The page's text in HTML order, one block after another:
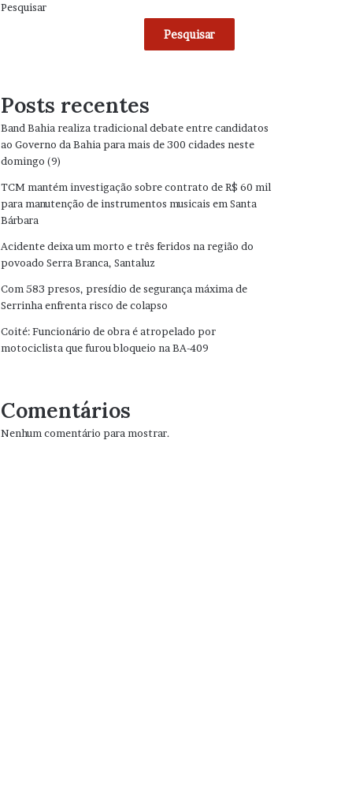
Pesquisar
Pesquisar
Posts recentes
Band Bahia realiza tradicional debate entre candidatos
ao Governo da Bahia para mais de 300 cidades neste
domingo (9)
TCM mantém investigação sobre contrato de R$ 60 mil
para manutenção de instrumentos musicais em Santa
Bárbara
Acidente deixa um morto e três feridos na região do
povoado Serra Branca, Santaluz
Com 583 presos, presídio de segurança máxima de
Serrinha enfrenta risco de colapso
Coité: Funcionário de obra é atropelado por
motociclista que furou bloqueio na BA-409
Comentários
Nenhum comentário para mostrar.